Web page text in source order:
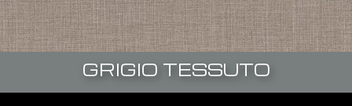
GRIGIO TESSUTO